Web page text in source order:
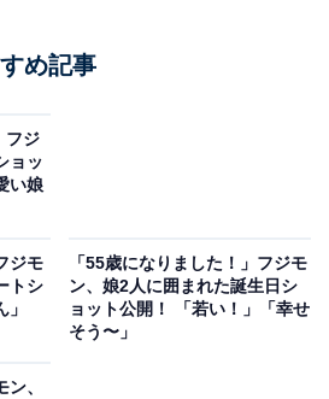
め記事
フジ
ョッ
い娘
ジモ
トシ
「55歳になりました！」フジモ
ン、娘2人に囲まれた誕生日シ
ョット公開！ 「若い！」「幸せ
そう〜」
、